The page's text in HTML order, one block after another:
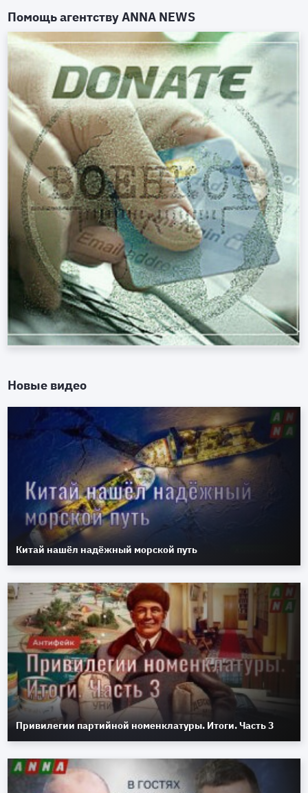
Помощь агентствуANNA NEWS
Новые видео
Китай нашёл надёжный морской путь
Привилегии партийной номенклатуры. Итоги. Часть 3